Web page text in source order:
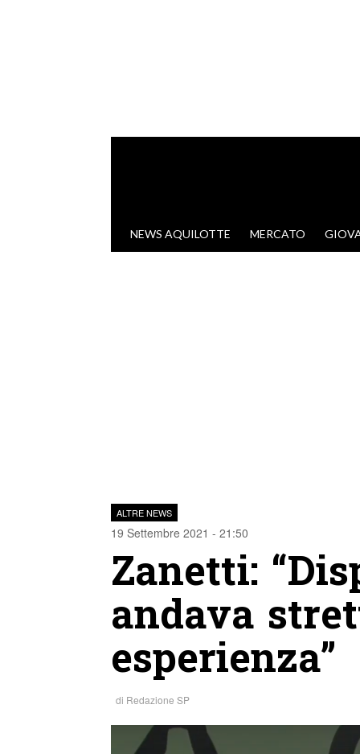
VAI AL CONTENUTO
NEWS AQUILOTTE MERCATO
ALTRE NEWS
19 Settembre 2021 - 21:50
Zanetti:
andava
esperienza”
di Redazione SP